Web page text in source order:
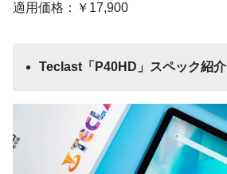
適用価格：￥17,900
Teclast「P40HD」スペック紹介